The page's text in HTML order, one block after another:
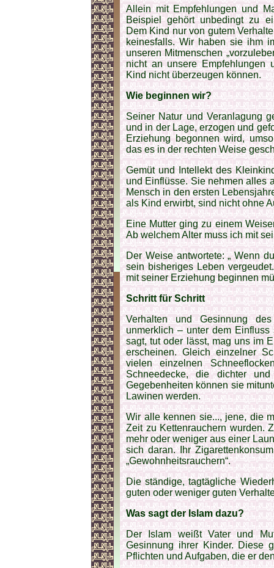
Allein mit Empfehlungen und
Beispiel gehört unbedingt zu
Dem Kind nur von gutem
keinesfalls. Wir haben sie ihm
unseren Mitmenschen
nicht an unsere Empfehlungen
Kind nicht überzeugen können.
Wie beginnen wir?
Seiner Natur und Veranlagung
und in der Lage, erzogen und
Erziehung begonnen wird,
das es in der rechten Weise
Gemüt und Intellekt des
und Einflüsse. Sie nehmen alles
Mensch in den ersten
als Kind erwirbt, sind nicht ohne
Eine Mutter ging zu einem
Ab welchem Alter muss ich mit
Der Weise antwortete: „ Wenn
sein bisheriges Leben
mit seiner Erziehung beginnen
Schritt für Schritt
Verhalten und Gesinnung
unmerklich – unter dem
sagt, tut oder lässt, mag uns im
erscheinen. Gleich einzelner
vielen einzelnen
Schneedecke, die dichter
Gegebenheiten können sie
Lawinen werden.
Wir alle kennen sie..., jene, die
Zeit zu Kettenrauchern wurden.
mehr oder weniger aus einer
sich daran. Ihr
„Gewohnheitsrauchern“.
Die ständige, tagtägliche
guten oder weniger guten
Was sagt der Islam dazu?
Der Islam weißt Vater und
Gesinnung ihrer Kinder. Diese
Pflichten und Aufgaben, die er